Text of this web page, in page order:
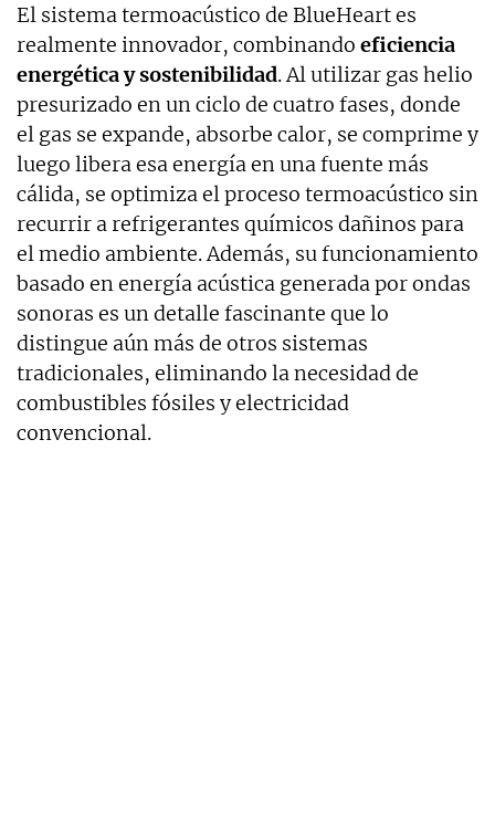
El sistema termoacústico de BlueHeart es
realmente innovador, combinando eficiencia
energética y sostenibilidad. Al utilizar gas helio
presurizado en un ciclo de cuatro fases, donde
el gas se expande, absorbe calor, se comprime y
luego libera esa energía en una fuente más
cálida, se optimiza el proceso termoacústico sin
recurrir a refrigerantes químicos dañinos para
el medio ambiente. Además, su funcionamiento
basado en energía acústica generada por ondas
sonoras es un detalle fascinante que lo
distingue aún más de otros sistemas
tradicionales, eliminando la necesidad de
combustibles fósiles y electricidad
convencional.